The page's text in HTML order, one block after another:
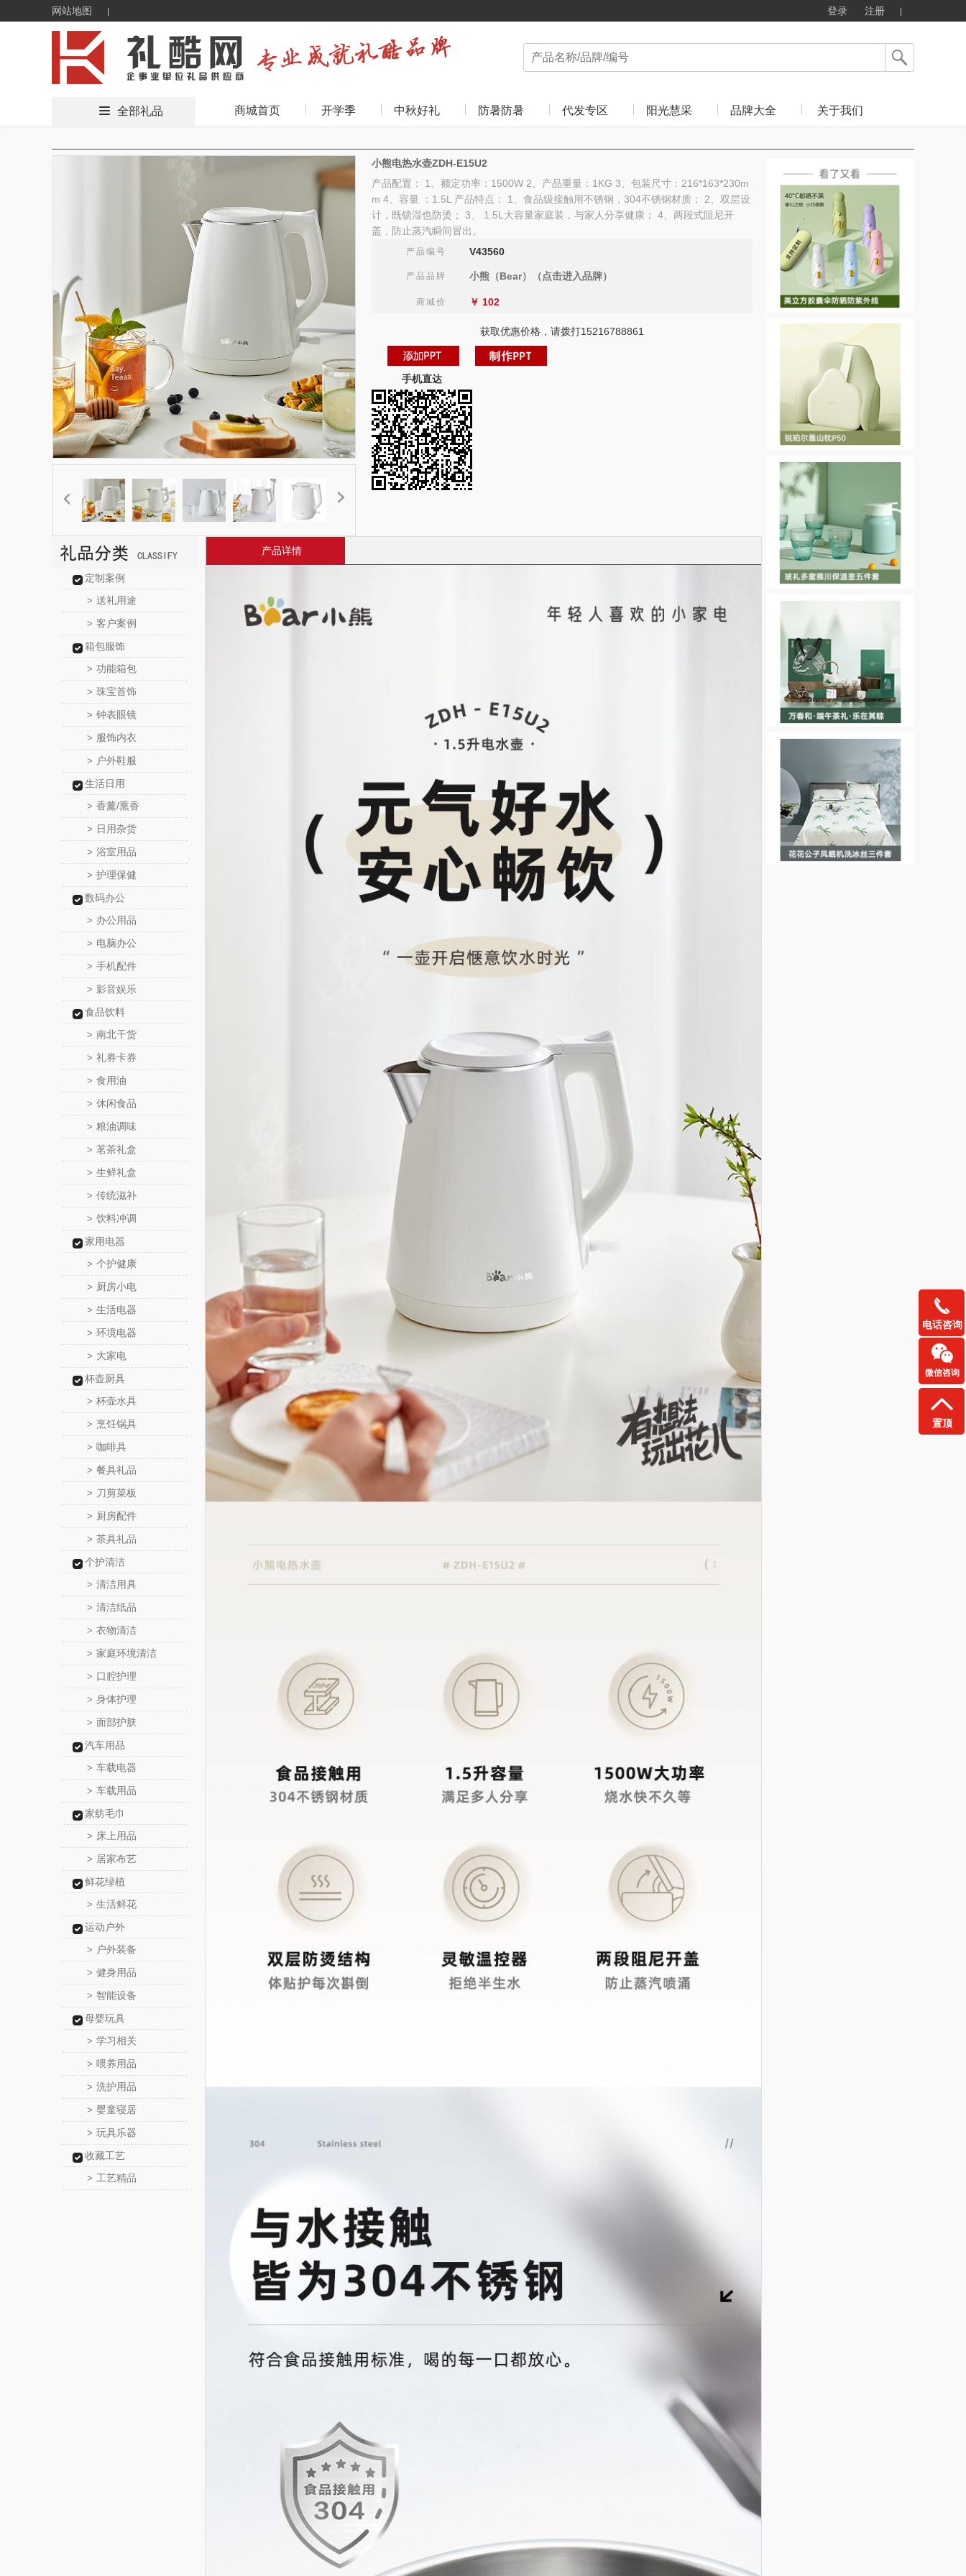
网站地图 登录 注册
全部礼品 商城首页 开学季 中秋好礼 防暑防暑 代发专区 阳光慧采 品牌大全 关于我们
小熊电热水壶ZDH-E15U2
产品配置： 1、额定功率：1500W 2、产品重量：1KG 3、包装尺寸：216*163*230m
m 4、容量 ：1.5L 产品特点： 1、食品级接触用不锈钢，304不锈钢材质； 2、双层设
计，既锁湿也防烫； 3、 1.5L大容量家庭装，与家人分享健康； 4、两段式阻尼开
盖，防止蒸汽瞬间冒出。
产品编号 V43560
产品品牌 小熊（Bear）（点击进入品牌）
商城价 ￥ 102
获取优惠价格，请拨打15216788861
手机直达
定制案例
> 送礼用途
> 客户案例
箱包服饰
> 功能箱包
> 珠宝首饰
> 钟表眼镜
> 服饰内衣
> 户外鞋服
生活日用
> 香薰/熏香
> 日用杂货
> 浴室用品
> 护理保健
数码办公
> 办公用品
> 电脑办公
> 手机配件
> 影音娱乐
食品饮料
> 南北干货
> 礼券卡券
> 食用油
> 休闲食品
> 粮油调味
> 茗茶礼盒
> 生鲜礼盒
> 传统滋补
> 饮料冲调
家用电器
> 个护健康
> 厨房小电
> 生活电器
> 环境电器
> 大家电
杯壶厨具
> 杯壶水具
> 烹饪锅具
> 咖啡具
> 餐具礼品
> 刀剪菜板
> 厨房配件
> 茶具礼品
个护清洁
> 清洁用具
> 清洁纸品
> 衣物清洁
> 家庭环境清洁
> 口腔护理
> 身体护理
> 面部护肤
汽车用品
> 车载电器
> 车载用品
家纺毛巾
> 床上用品
> 居家布艺
鲜花绿植
> 生活鲜花
运动户外
> 户外装备
> 健身用品
> 智能设备
母婴玩具
> 学习相关
> 喂养用品
> 洗护用品
> 婴童寝居
> 玩具乐器
收藏工艺
> 工艺精品
产品详情
电话咨询
微信咨询
置顶